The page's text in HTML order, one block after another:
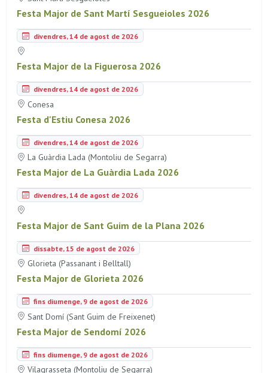
Festa Major de Sant Martí Sesgueioles 2026
divendres, 14 de agost de 2026
Festa Major de la Figuerosa 2026
divendres, 14 de agost de 2026
Conesa
Festa d'Estiu Conesa 2026
divendres, 14 de agost de 2026
La Guàrdia Lada (Montoliu de Segarra)
Festa Major de La Guàrdia Lada 2026
divendres, 14 de agost de 2026
Festa Major de Sant Guim de la Plana 2026
dissabte, 15 de agost de 2026
Glorieta (Passanant i Belltall)
Festa Major de Glorieta 2026
fins diumenge, 9 de agost de 2026
Sant Domí (Sant Guim de Freixenet)
Festa Major de Sendomí 2026
fins diumenge, 9 de agost de 2026
Vilagrasseta (Montoliu de Segarra)